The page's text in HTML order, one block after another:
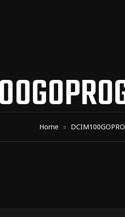
Home